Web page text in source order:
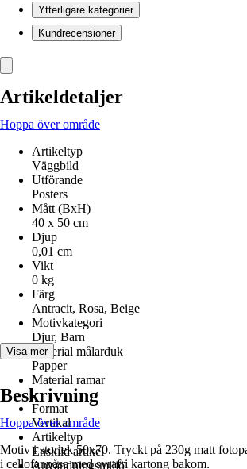
Ytterligare kategorier
Kundrecensioner
Artikeldetaljer
Hoppa över område
Artikeltyp
Väggbild
Utförande
Posters
Mått (BxH)
40 x 50 cm
Djup
0,01 cm
Vikt
0 kg
Färg
Antracit, Rosa, Beige
Motivkategori
Djur, Barn
Material målarduk
Papper
Material ramar
-
Format
Vertikal
Artikeltyp
Enskild artikel
Användningsmiljö
Visa mer
Beskrivning
Hoppa över område
Motiv i storlek 50x70. Tryckt på 230g matt
i cellofanpåse med syrafri kartong bakom.